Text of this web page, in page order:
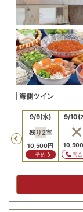
海側ツイン
Previous
円
9/9(水)
残り2室
10,500円
予約
9/10(
10,500
問